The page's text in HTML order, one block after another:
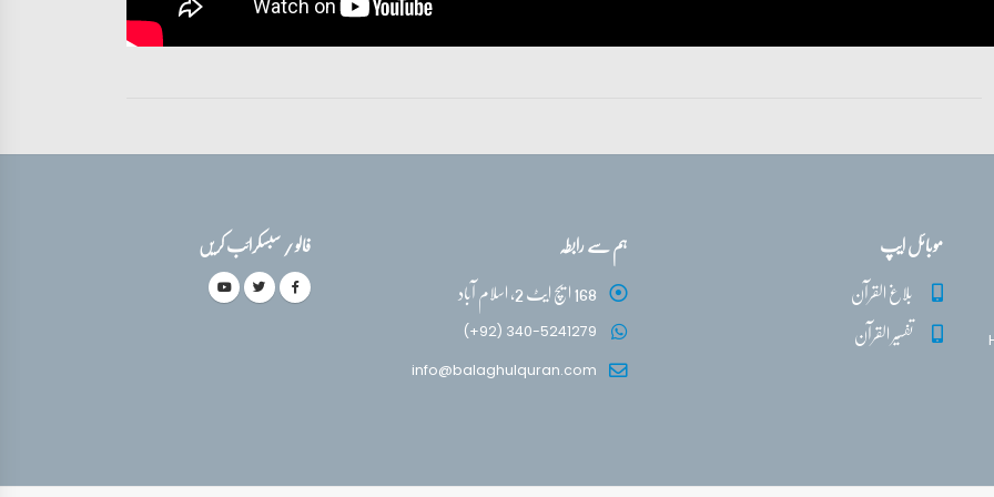
موبائل ایپ
بلاغ القرآن
تفسیر القرآن
ہم سے رابطہ
168 ایچ ایٹ 2، اسلام آباد
(+92) 340-5241279
info@balaghulquran.com
فالو / سبسکرائب کریں